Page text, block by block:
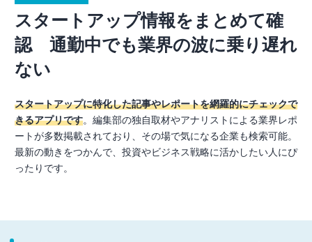
スタートアップ情報をまとめて確
認 通勤中でも業界の波に乗り遅れ
ない
スタートアップに特化した記事やレポートを網羅的にチェックで
きるアプリです。編集部の独自取材やアナリストによる業界レポ
ートが多数掲載されており、その場で気になる企業も検索可能。
最新の動きをつかんで、投資やビジネス戦略に活かしたい人にぴ
ったりです。